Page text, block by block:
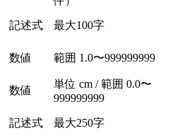
記述式 最大100字
数値 範囲 1.0〜999999999
数値
単位 cm / 範囲 0.0〜
999999999
記述式 最大250字